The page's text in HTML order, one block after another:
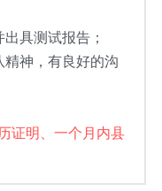
具测试报告；
神，有良好的沟
证明、一个月内县